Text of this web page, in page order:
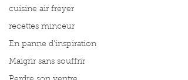
cuisine air freyer
recettes minceur
En panne d'inspiration
Maigrir sans souffrir